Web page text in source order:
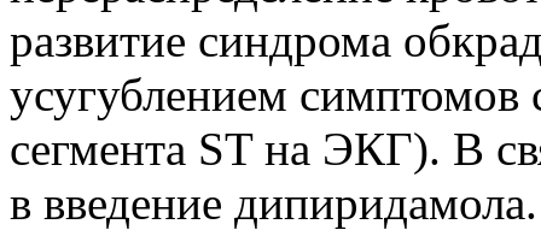
развитие синдрома
усугублением симптомов
сегмента ST на ЭКГ). В
в введение дипиридамола.